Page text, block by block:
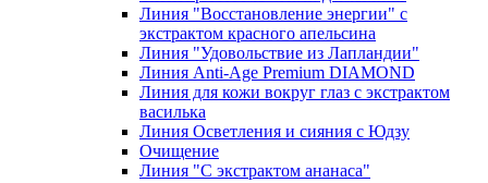
Линия "Восстановление энергии" с
экстрактом красного апельсина
Линия "Удовольствие из Лапландии"
Линия Anti-Age Premium DIAMOND
Линия для кожи вокруг глаз с экстрактом
василька
Линия Осветления и сияния с Юдзу
Очищение
Линия "С экстрактом ананаса"